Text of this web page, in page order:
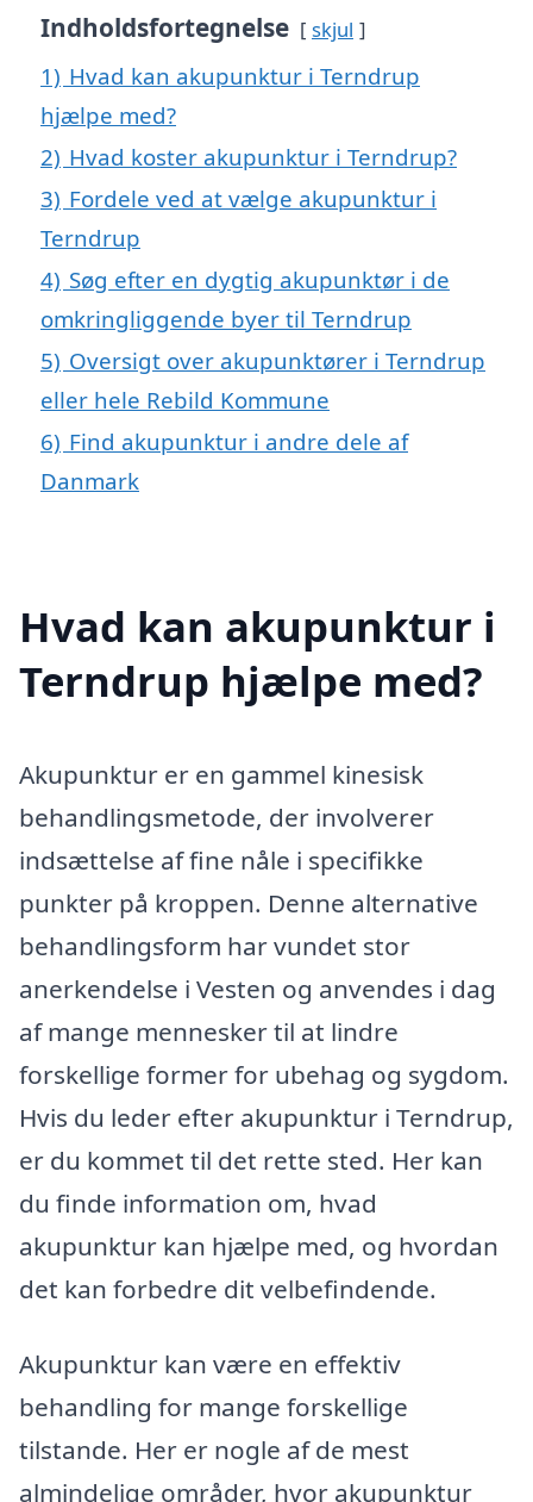
Indholdsfortegnelse skjul
1) Hvad kan akupunktur i Terndrup
hjælpe med?
2) Hvad koster akupunktur i Terndrup?
3) Fordele ved at vælge akupunktur i
Terndrup
4) Søg efter en dygtig akupunktør i de
omkringliggende byer til Terndrup
5) Oversigt over akupunktører i Terndrup
eller hele Rebild Kommune
6) Find akupunktur i andre dele af
Danmark
Hvad kan akupunktur i
Terndrup hjælpe med?
Akupunktur er en gammel kinesisk
behandlingsmetode, der involverer
indsættelse af fine nåle i specifikke
punkter på kroppen. Denne alternative
behandlingsform har vundet stor
anerkendelse i Vesten og anvendes i dag
af mange mennesker til at lindre
forskellige former for ubehag og sygdom.
Hvis du leder efter akupunktur i Terndrup,
er du kommet til det rette sted. Her kan
du finde information om, hvad
akupunktur kan hjælpe med, og hvordan
det kan forbedre dit velbefindende.
Akupunktur kan være en effektiv
behandling for mange forskellige
tilstande. Her er nogle af de mest
almindelige områder, hvor akupunktur